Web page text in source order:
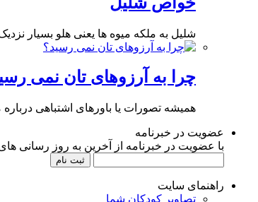
شلیل به ملکه میوه ها یعنی هلو بسیار
چرا به آرزوهای تان نمی
همیشه تصورات یا باورهای اشتباهی
عضویت در خبرنامه
با عضویت در خبرنامه از آخرین به روز رسانی
راهنمای سایت
تصاویر کودکان شما